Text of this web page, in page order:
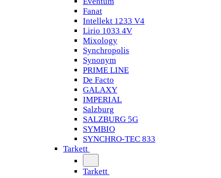
Fanat
Intellekt 1233 V4
Lirio 1033 4V
Mixology
Synchropolis
Synonym
PRIME LINE
De Facto
GALAXY
IMPERIAL
Salzburg
SALZBURG 5G
SYMBIO
SYNCHRO-TEC 833
Tarkett
Tarkett